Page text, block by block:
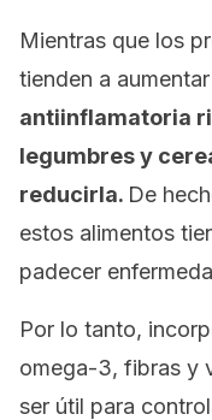
Mientras que los
tienden a
antiinflamatoria
legumbres y
reducirla. De
estos alimentos
padecer
Por lo tanto,
omega-3, fibras y
ser útil para